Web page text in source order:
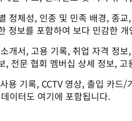
정체성, 인종 및 민족 배경, 종
정보를 포함하여 보다 민감한
개서, 고용 기록, 취업 자격 정
, 전문 협회 멤버십 상세 정보,
용 기록, CCTV 영상, 출입 카
이터도 여기에 포함됩니다.